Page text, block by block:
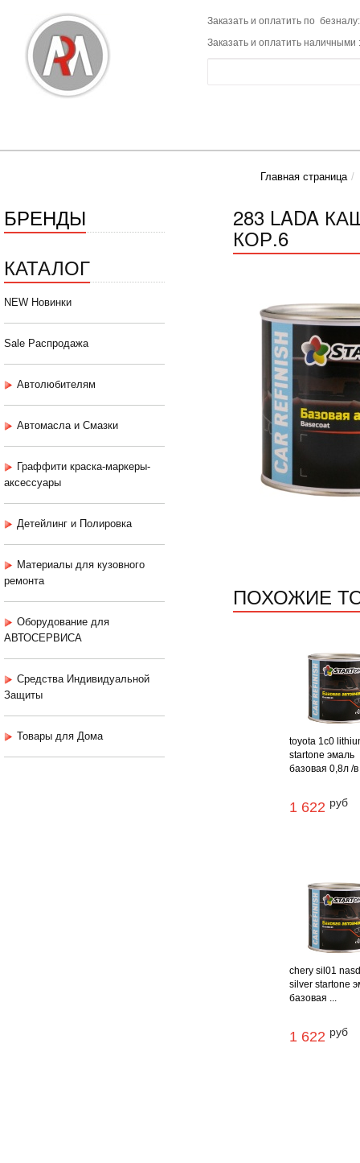
Заказать и оплатить по
Заказать и оплатить наличными
Главная страница
БРЕНДЫ
КАТАЛОГ
NEW Новинки
Sale Распродажа
Автолюбителям
Автомасла и Смазки
Граффити краска-маркеры-
аксессуары
Детейлинг и Полировка
Материалы для кузовного
ремонта
Оборудование для
АВТОСЕРВИСА
Средства Индивидуальной
Защиты
Товары для Дома
283 LADA
КОР.6
ПОХОЖИЕ
toyota 1c0
startone эмаль
базовая 0,8л /в
1 622 руб
chery sil01
silver startone
базовая ...
1 622 руб